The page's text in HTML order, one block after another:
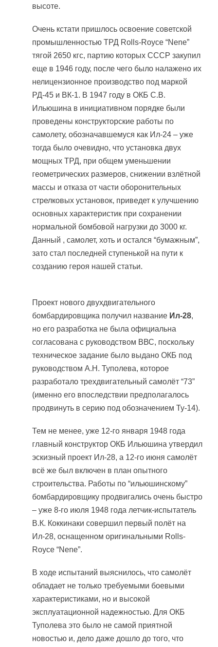
высоте.
Очень кстати пришлось освоение советской
промышленностью ТРД Rolls-Royce “Nene”
тягой 2650 кгс, партию которых СССР закупил
еще в 1946 году, после чего было налажено их
нелицензионное производство под маркой
РД-45 и ВК-1. В 1947 году в ОКБ С.В.
Ильюшина в инициативном порядке были
проведены конструкторские работы по
самолету, обозначавшемуся как Ил-24 – уже
тогда было очевидно, что установка двух
мощных ТРД, при общем уменьшении
геометрических размеров, снижении взлётной
массы и отказа от части оборонительных
стрелковых установок, приведет к улучшению
основных характеристик при сохранении
нормальной бомбовой нагрузки до 3000 кг.
Данный , самолет, хоть и остался “бумажным”,
зато стал последней ступенькой на пути к
созданию героя нашей статьи.
Проект нового двухдвигательного
бомбардировщика получил название Ил-28,
но его разработка не была официальна
согласована с руководством ВВС, поскольку
техническое задание было выдано ОКБ под
руководством А.Н. Туполева, которое
разработало трехдвигательный самолёт “73”
(именно его впоследствии предполагалось
продвинуть в серию под обозначением Ту-14).
Тем не менее, уже 12-го января 1948 года
главный конструктор ОКБ Ильюшина утвердил
эскизный проект Ил-28, а 12-го июня самолёт
всё же был включен в план опытного
строительства. Работы по “ильюшинскому”
бомбардировщику продвигались очень быстро
– уже 8-го июля 1948 года летчик-испытатель
В.К. Коккинаки совершил первый полёт на
Ил-28, оснащенном оригинальными Rolls-
Royce “Nene”.
В ходе испытаний выяснилось, что самолёт
обладает не только требуемыми боевыми
характеристиками, но и высокой
эксплуатационной надежностью. Для ОКБ
Туполева это было не самой приятной
новостью и, дело даже дошло до того, что